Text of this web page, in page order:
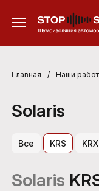
Главная / Наши
Solaris
Все KRS KRX
Solaris